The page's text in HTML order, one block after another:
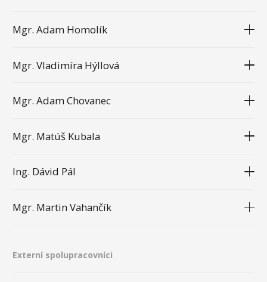
Mgr. Adam Homolík
Mgr. Vladimíra Hýllová
Mgr. Adam Chovanec
Mgr. Matúš Kubala
Ing. Dávid Pál
Mgr. Martin Vahančík
Externí spolupracovníci